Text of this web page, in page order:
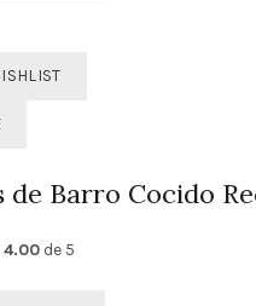
de Barro Cocido
4.00 de 5